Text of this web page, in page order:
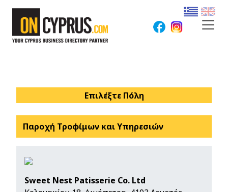
Επιλέξτε Πόλη
Παροχή Τροφίμων και Υπηρεσιών
Sweet Nest Patisserie Co. Ltd